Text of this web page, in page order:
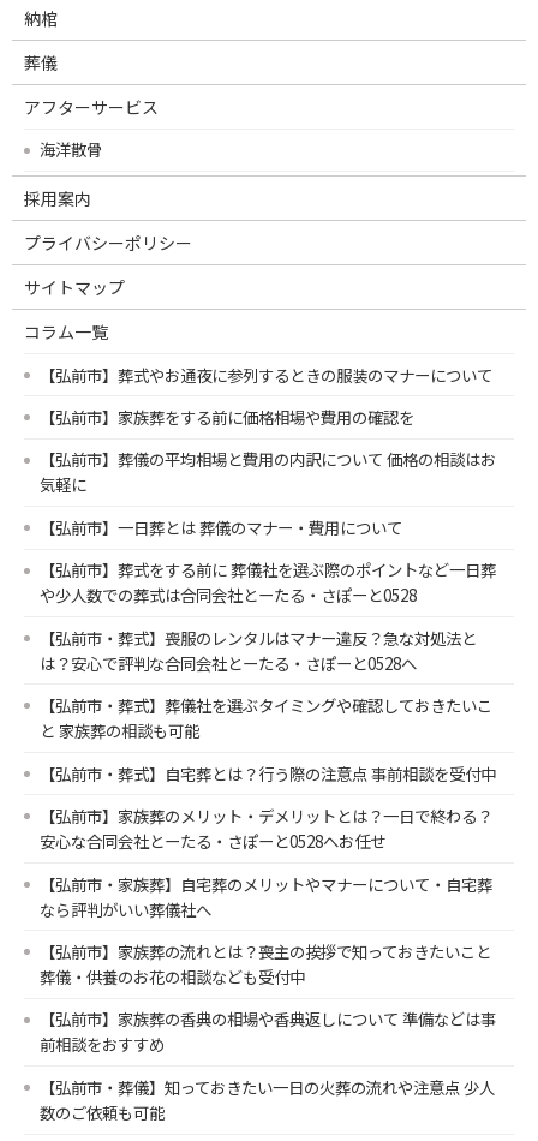
納棺
葬儀
アフターサービス
海洋散骨
採用案内
プライバシーポリシー
サイトマップ
コラム一覧
【弘前市】葬式やお通夜に参列するときの服装のマナーについて
【弘前市】家族葬をする前に価格相場や費用の確認を
【弘前市】葬儀の平均相場と費用の内訳について 価格の相談はお
気軽に
【弘前市】一日葬とは 葬儀のマナー・費用について
【弘前市】葬式をする前に 葬儀社を選ぶ際のポイントなど一日葬
や少人数での葬式は合同会社とーたる・さぽーと0528
【弘前市・葬式】喪服のレンタルはマナー違反？急な対処法と
は？安心で評判な合同会社とーたる・さぽーと0528へ
【弘前市・葬式】葬儀社を選ぶタイミングや確認しておきたいこ
と 家族葬の相談も可能
【弘前市・葬式】自宅葬とは？行う際の注意点 事前相談を受付中
【弘前市】家族葬のメリット・デメリットとは？一日で終わる？
安心な合同会社とーたる・さぽーと0528へお任せ
【弘前市・家族葬】自宅葬のメリットやマナーについて・自宅葬
なら評判がいい葬儀社へ
【弘前市】家族葬の流れとは？喪主の挨拶で知っておきたいこと
葬儀・供養のお花の相談なども受付中
【弘前市】家族葬の香典の相場や香典返しについて 準備などは事
前相談をおすすめ
【弘前市・葬儀】知っておきたい一日の火葬の流れや注意点 少人
数のご依頼も可能